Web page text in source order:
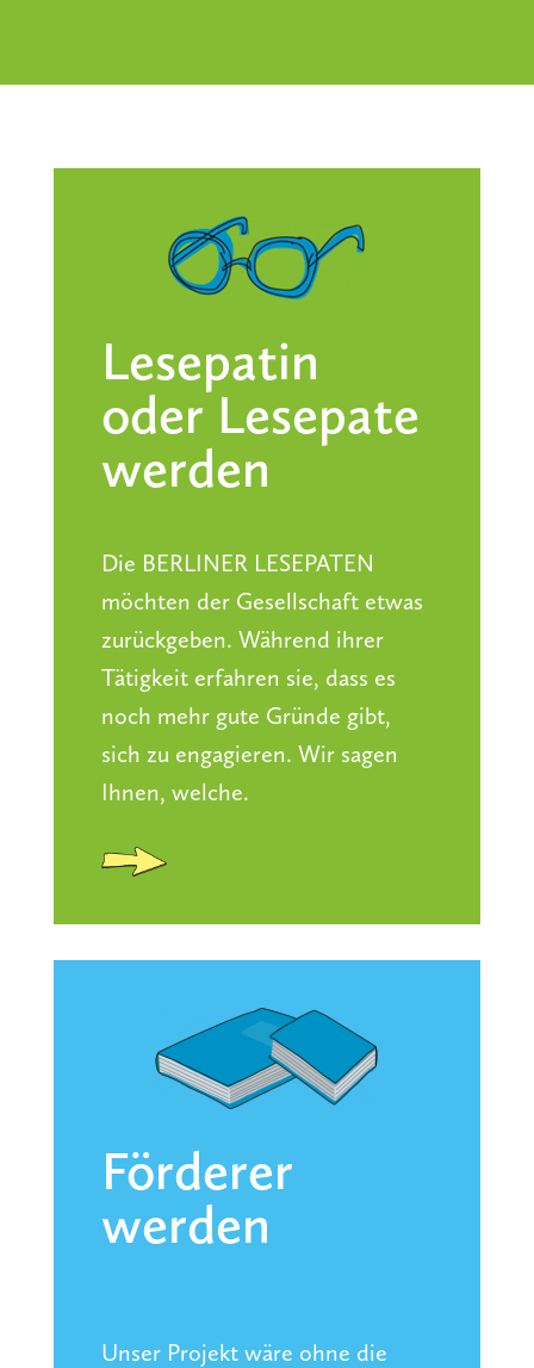
Lesepatin
oder Lesepate
werden
Die BERLINER LESEPATEN
möchten der Gesellschaft etwas
zurückgeben. Während ihrer
Tätigkeit erfahren sie, dass es
noch mehr gute Gründe gibt,
sich zu engagieren. Wir sagen
Ihnen, welche.
Förderer
werden
Unser Projekt wäre ohne die